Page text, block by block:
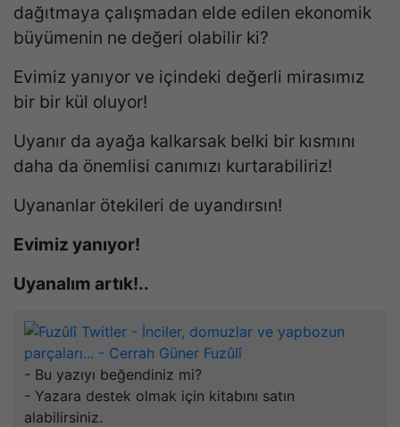
dağıtmaya çalışmadan elde edilen ekonomik
büyümenin ne değeri olabilir ki?
Evimiz yanıyor ve içindeki değerli mirasımız
bir bir kül oluyor!
Uyanır da ayağa kalkarsak belki bir kısmını
daha da önemlisi canımızı kurtarabiliriz!
Uyananlar ötekileri de uyandırsın!
Evimiz yanıyor!
Uyanalım artık!..
- Bu yazıyı beğendiniz mi?
- Yazara destek olmak için kitabını satın
alabilirsiniz.